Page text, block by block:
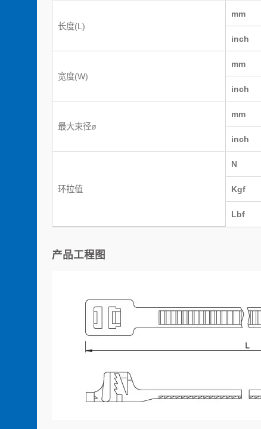
长度(L)
mm
inch
宽度(W)
mm
inch
最大束径ø
mm
inch
环拉值
N
Kgf
Lbf
产品工程图